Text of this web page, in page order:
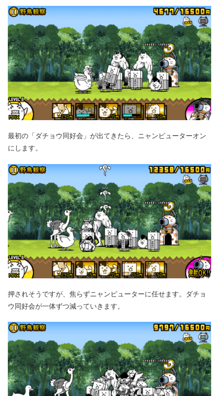
最初の「ダチョウ同好会」が出てきたら、ニャンピューターオン
にします。
押されそうですが、焦らずニャンピューターに任せます。ダチョ
ウ同好会が一体ずつ減っていきます。